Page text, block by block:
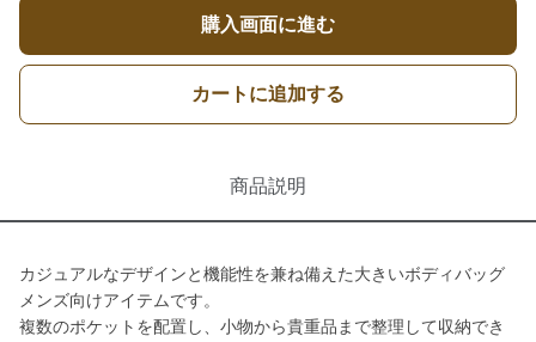
購入画面に進む
カートに追加する
商品説明
カジュアルなデザインと機能性を兼ね備えた大きいボディバッグ
メンズ向けアイテムです。
複数のポケットを配置し、小物から貴重品まで整理して収納でき